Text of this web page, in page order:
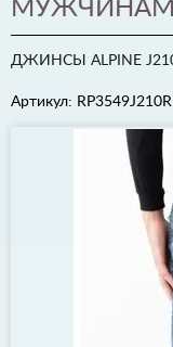
МУЖЧИНАМ
ДЖИНСЫ ALPINE J210
Артикул: RP3549J210R